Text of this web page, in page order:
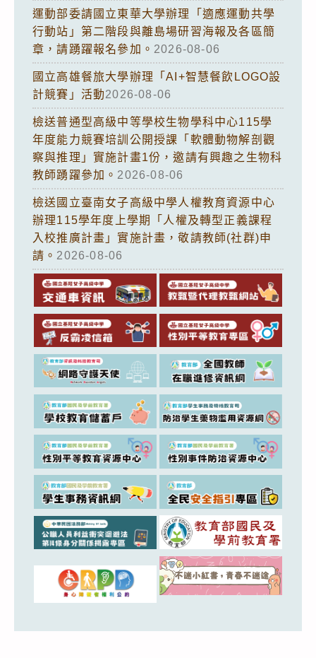
運動部委請國立東華大學辦理「適應運動共學
行動站」第二階段與離島場研習海報及各區簡
章，請踴躍報名參加。 2026-08-06
國立高雄餐旅大學辦理「AI+智慧餐飲LOGO設
計競賽」活動2026-08-06
檢送普通型高級中等學校生物學科中心115學
年度能力競賽培訓公開授課「軟體動物解剖觀
察與推理」實施計畫1份，邀請有興趣之生物科
教師踴躍參加。 2026-08-06
檢送國立臺南女子高級中學人權教育資源中心
辦理115學年度上學期「人權及轉型正義課程
入校推廣計畫」實施計畫，敬請教師(社群)申
請。 2026-08-06